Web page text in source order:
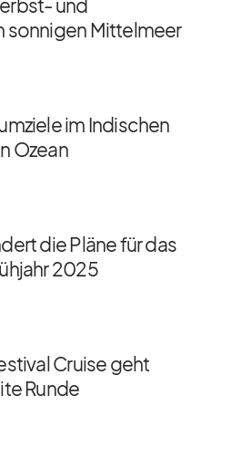
sonnigen Mittelmeer
im Indischen
Ozean
die Pläne für das
2025
Cruise geht
Runde